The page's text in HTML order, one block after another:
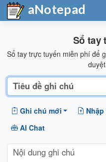
aNotepad
Sổ tay
Sổ tay trực tuyến miễn phí để
Ghi chú mới
AI Chat